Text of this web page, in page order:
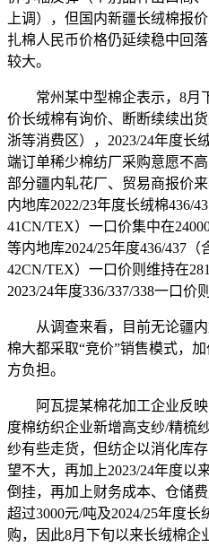
上调），但国内新疆长绒棉报
扎棉人民币价格仍延续稳中回
较大。
常州某中型棉企表示，8月
价长绒棉有询价、断断续续出
浙等消费区），2023/24年度长
端订单稀少棉纺厂采购意愿不
部分疆内轧花厂、贸易商报价
内地库2022/23年度长绒棉436/
41CN/TEX）一口价集中在
等内地库2024/25年度436/437
42CN/TEX）一口价则维持在
2023/24年度336/337/338一口价
从调查来看，目前无论疆内
棉大都采取“竞价”销售模式，
方负担。
阿瓦提某棉花加工企业反映
度棉纺织企业新增高支纱/精梳
纱有些走货，但纺企以消化库
望不大，再加上2023/24年度以
倒挂，再加上财务成本、仓储
超过3000元/吨及2024/25年度
购，因此8月下旬以来长绒棉企